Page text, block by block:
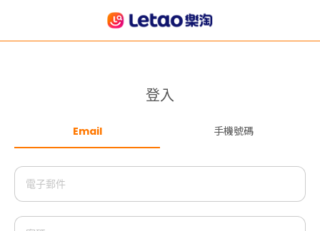
登入
Email 手機號碼